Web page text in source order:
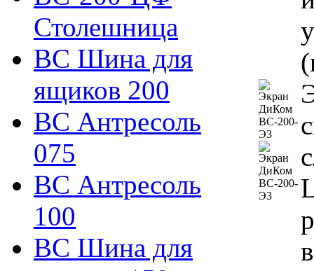
Столешница
ВС Шина для
ящиков 200
ВС Антресоль
075
ВС Антресоль
100
ВС Шина для